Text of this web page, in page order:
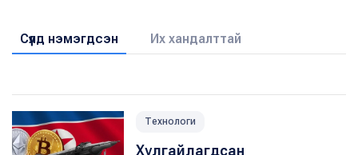
Сүүлд нэмэгдсэн Их хандалттай
Технологи
Хулгайлагдсан